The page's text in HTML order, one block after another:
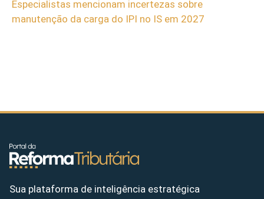
Especialistas mencionam incertezas sobre
manutenção da carga do IPI no IS em 2027
Sua plataforma de inteligência estratégica